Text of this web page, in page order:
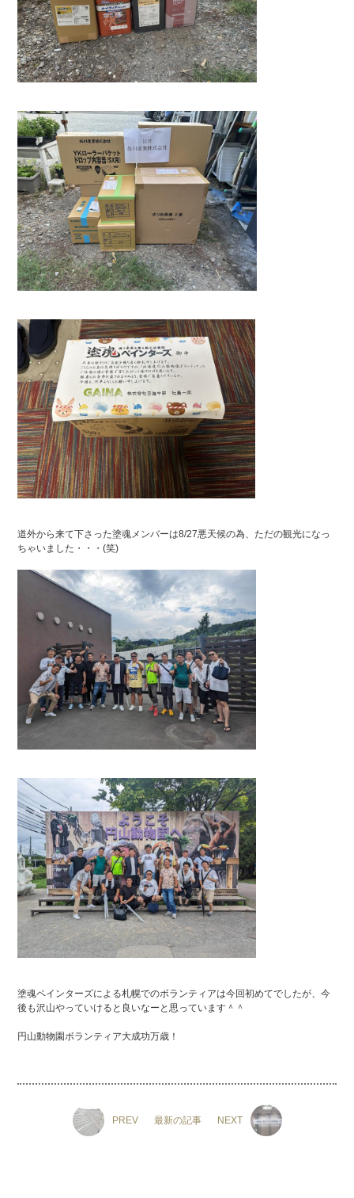
道外から来て下さった塗魂メンバーは8/27悪天候の為、ただの観光になっ
ちゃいました・・・(笑)
塗魂ペインターズによる札幌でのボランティアは今回初めてでしたが、今
後も沢山やっていけると良いなーと思っています＾＾
円山動物園ボランティア大成功万歳！
PREV 最新の記事 NEXT